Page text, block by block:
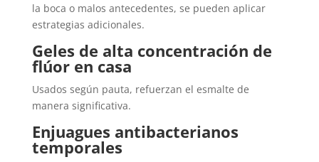
la boca o malos antecedentes, se pueden aplicar
estrategias adicionales.
Geles de alta concentración de
flúor en casa
Usados según pauta, refuerzan el esmalte de
manera significativa.
Enjuagues antibacterianos
temporales